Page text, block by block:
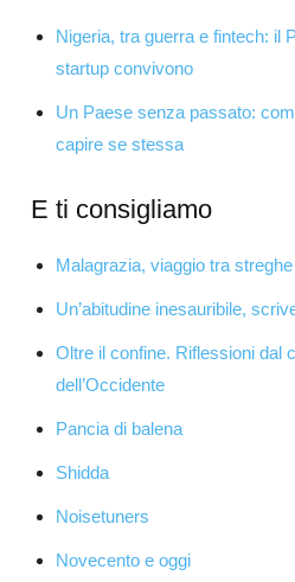
Nigeria, tra guerra e fintech: il
startup convivono
Un Paese senza passato:
capire se stessa
E ti consigliamo
Malagrazia, viaggio tra
Un’abitudine inesauribile,
Oltre il confine. Riflessioni dal
dell’Occidente
Pancia di balena
Shidda
Noisetuners
Novecento e oggi